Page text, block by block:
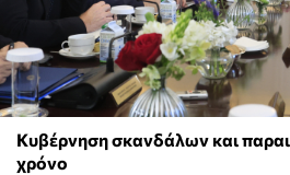
Κυβέρνηση σκανδάλων και
χρόνο